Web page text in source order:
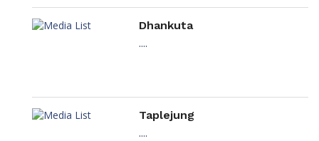
Dhankuta
....
Taplejung
....